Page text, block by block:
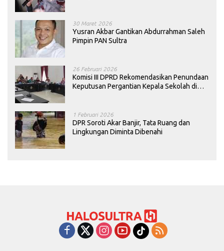
30 Maret 2026
Yusran Akbar Gantikan Abdurrahman Saleh
Pimpin PAN Sultra
26 Februari 2026
Komisi III DPRD Rekomendasikan Penundaan
Keputusan Pergantian Kepala Sekolah di
1 Februari 2026
DPR Soroti Akar Banjir, Tata Ruang dan
Lingkungan Diminta Dibenahi